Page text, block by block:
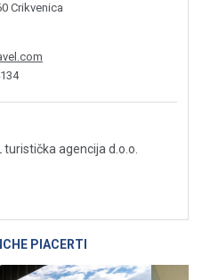
Crikvenica
turistička agencija d.o.o.
PIACERTI